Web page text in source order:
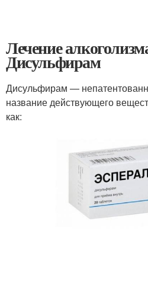
Лечение
Дисульфирам
Дисульфирам —
название действующего
как: